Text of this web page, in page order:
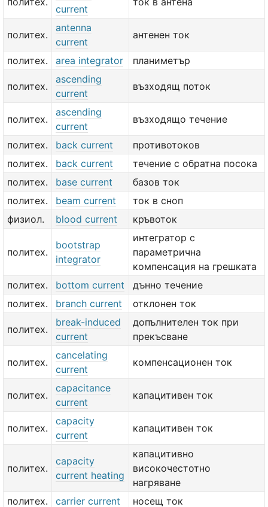
current
политех.
antenna
current
антенен ток
политех. area integrator планиметър
политех.
ascending
current
възходящ поток
политех.
ascending
current
възходящо течение
политех. back current
противотоков
политех.
back current
течение с обратна посока
политех.
base current
базов ток
политех.
beam current
ток в сноп
физиол.
blood current кръвоток
политех.
bootstrap
integrator
интегратор с
параметрична
компенсация на грешката
политех.
bottom current
дънно течение
политех.
branch current отклонен ток
политех.
break-induced
current
допълнителен ток при
прекъсване
политех.
cancelating
current
компенсационен ток
политех.
capacitance
current
капацитивен ток
политех.
capacity
current
капацитивен ток
политех.
capacity
current heating
капацитивно
високочестотно
нагряване
политех.
carrier current носещ ток